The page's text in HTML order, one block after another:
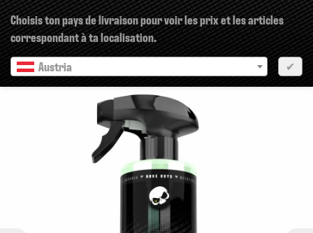
Choisis ton pays de livraison pour voir les prix et les articles
correspondant à ta localisation.
Austria
✔
pr?c?dent Prochain